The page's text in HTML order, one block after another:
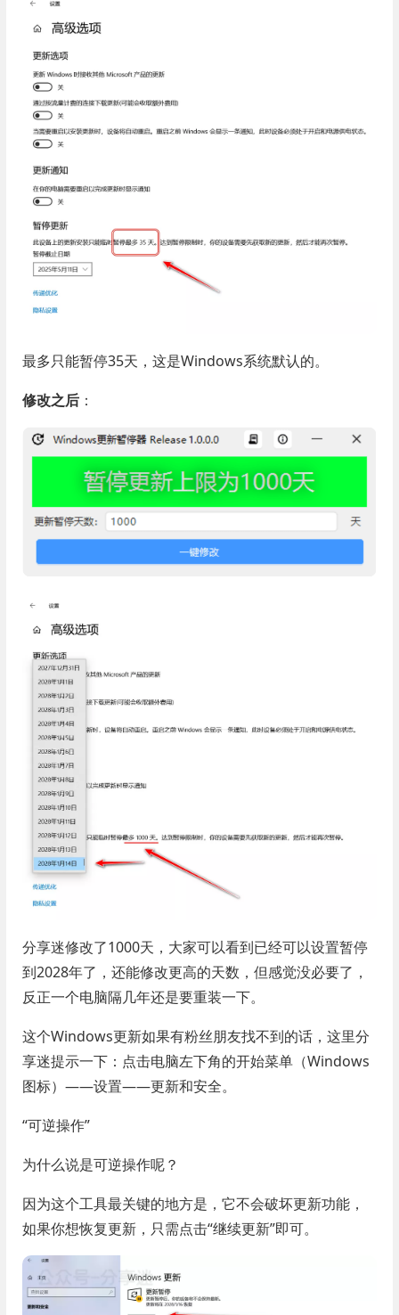
最多只能暂停35天，这是Windows系统默认的。
修改之后：
分享迷修改了1000天，大家可以看到已经可以设置暂停
到2028年了，还能修改更高的天数，但感觉没必要了，
反正一个电脑隔几年还是要重装一下。
这个Windows更新如果有粉丝朋友找不到的话，这里分
享迷提示一下：点击电脑左下角的开始菜单（Windows
图标）——设置——更新和安全。
“可逆操作”
为什么说是可逆操作呢？
因为这个工具最关键的地方是，它不会破坏更新功能，
如果你想恢复更新，只需点击“继续更新”即可。